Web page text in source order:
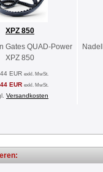
XPZ 850
Gates QUAD-Power
XPZ 850
EUR exkl. MwSt.
EUR exkl. MwSt.
Versandkosten